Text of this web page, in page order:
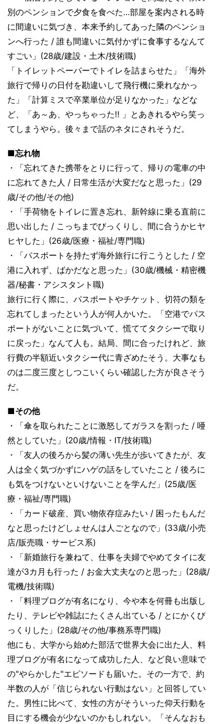
別のペンションで夕食を食べた…部屋を案内される時
に間違いに気づき、本来予約してあった隣のペンショ
ンへ行った / 誰も間違いに気付かずに食事するなんて
すごい」(28歳/建設・土木/技術職)
「トイレットペーパーでトイレを詰まらせた」「海外
旅行で帰りの日付を勘違いして飛行機に乗れなかっ
た」「計算ミスで卒業単位が足りなかった」などな
ど、「あ～あ、やっちゃった!! 」とあきれるやら笑っ
てしまうやら。後々まで話のネタにされそうだ。
■忘れ物
・「忘れてきた携帯をとりに行って、帰りの電車の中
に忘れてきた人 / 日常生活が大変だなと思った」(29
歳/その他/その他)
・「手荷物をトイレに置き忘れ、新幹線に乗る直前に
思い出した / こっちまでびっくりし、間に合うかヒヤ
ヒヤした」(26歳/医療・福祉/専門職)
・「パスポートを持たず海外旅行に行こうとした / 空
港に入れず、ばかだなと思った」(30歳/機械・精密機
器/秘書・アシスタント職)
旅行に行く際に、パスポートやチケット、切符の類を
忘れてしまったという人が何人かいた。「空港でパス
ポートがないことに気づいて、慌ててタクシーで取り
に戻った」なんて人も。結局、間に合ったけれど、旅
行費の半額近いタクシー代に青ざめたそう。大事なも
のは二度三度としつこいくらい確認した方が良さそう
だ。
■その他
・「傘を取られたことに激怒してガラスを割った / 唖
然としていた」(20歳/情報・IT/技術職)
・「友人の後ろから髪の薄い先生が歩いてきたが、友
人は全く気づかずにハゲの話をしていたこと / 後ろに
も気をつけないといけないことを学んだ」(25歳/医
療・福祉/専門職)
・「カード破産、買い物依存症みたい / 困ったもんだ
なと思ったけどしょせんは人ごとなので」(33歳/小売
店/販売職・サービス系)
・「新婚旅行を兼ねて、仕事を夫婦でやめてタイに友
達が3カ月も行った / お金大丈夫なのと思った」(28歳/
電機/技術職)
・「料理ブログが有名になり、今や本を何冊も出版し
たり、テレビや雑誌にたくさん出ている / とにかくび
っくりした」(28歳/その他/事務系専門職)
他にも、大学から始めた部活で世界大会に出た人、料
理ブログが有名になって成功した人、など良い意味で
の"やらかした"エピソードも届いた。その一方で、約
半数の人が「信じられない行動はない」と回答してい
た。男性に比べて、女性の方がそういった仰天行動を
目にする機会が少ないのかもしれない。「そんなおも